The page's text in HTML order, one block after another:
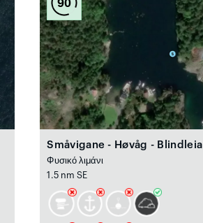
Småvigane - Høvåg - Blindleia
Φυσικό λιμάνι
1.5 nm SE